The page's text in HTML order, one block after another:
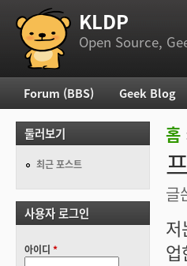
부 메뉴 KLDP
Open Source,
현
홈
글
업
주 메뉴
Forum (BBS) Geek Blog
둘러보기
최근 포스트
사용자 로그인
아이디 *